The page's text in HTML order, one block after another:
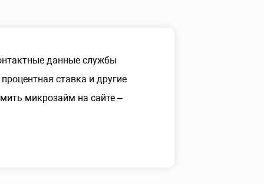
данные службы
ставка и другие
микрозайм на сайте –